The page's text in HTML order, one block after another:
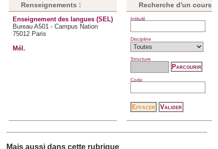
Renseignements :
Enseignement des langues (SEL)
Bureau A501 - Campus Nation
75012 Paris
Mél.
Recherche d'un cours
Intitulé
Discipline
Structure
Code